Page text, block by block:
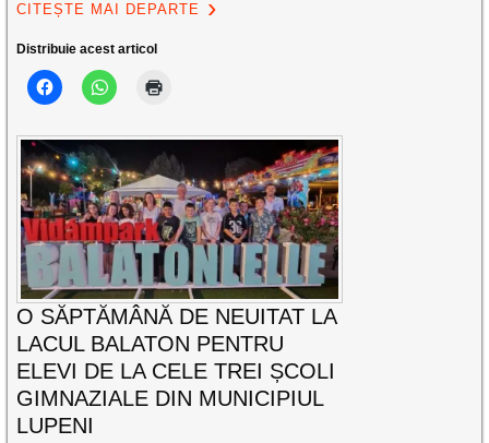
CITEȘTE MAI DEPARTE
Distribuie acest articol
O SĂPTĂMÂNĂ DE NEUITAT LA
LACUL BALATON PENTRU
ELEVI DE LA CELE TREI ȘCOLI
GIMNAZIALE DIN MUNICIPIUL
LUPENI